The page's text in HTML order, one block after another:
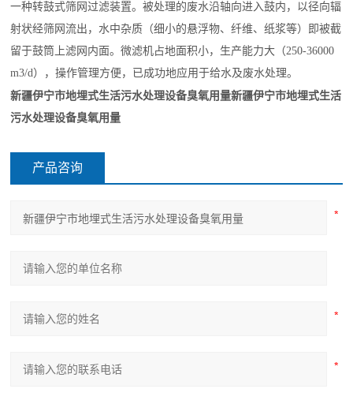
一种转鼓式筛网过滤装置。被处理的废水沿轴向进入鼓内，以径向辐
射状经筛网流出，水中杂质（细小的悬浮物、纤维、纸浆等）即被截
留于鼓筒上滤网内面。微滤机占地面积小，生产能力大（250-36000
m3/d），操作管理方便，已成功地应用于给水及废水处理。
新疆伊宁市地埋式生活污水处理设备臭氧用量新疆伊宁市地埋式生活
污水处理设备臭氧用量
产品咨询